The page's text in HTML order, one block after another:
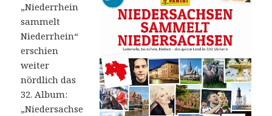
„Niederrhein
sammelt
Niederrhein“
erschien
weiter
nördlich das
32. Album:
„Niedersachse